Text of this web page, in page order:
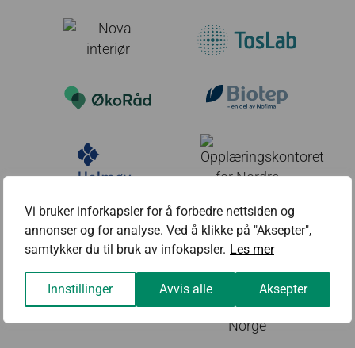
Vi bruker inforkapsler for å forbedre nettsiden og
annonser og for analyse. Ved å klikke på "Aksepter",
samtykker du til bruk av infokapsler. Les mer
Innstillinger Avvis alle Aksepter